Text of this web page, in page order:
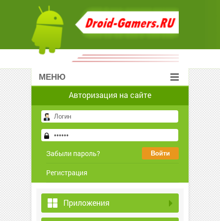
МЕНЮ
Авторизация на сайте
Забыли пароль?
Регистрация
Приложения